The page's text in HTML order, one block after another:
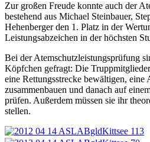
Zur großen Freude konnte auch der
bestehend aus Michael Steinbauer,
Hehenberger den 1. Platz in der
Leistungsabzeichen in der höchsten
Bei der Atemschutzleistungsprüfung
Köpfchen gefragt: Die
eine Rettungsstrecke bewältigen, eine
zusammenbauen und danach auf
prüfen. Außerdem müssen sie ihr
stellen.